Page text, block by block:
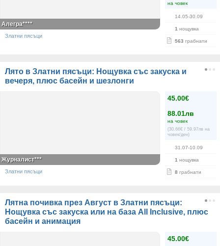
на човек
14.05-30.09
1 нощувка
563 грабнати
Алегра****
Златни пясъци
Лято в Златни пясъци: Нощувка със закуска и
вечеря, плюс басейн и шезлонги
45.00€
88.01лв
на човек
(30.66€ / 59.97лв на
човек/ден)
31.07-10.09
1 нощувка
8 грабнати
Журналист***
Златни пясъци
Лятна почивка през Август в Златни пясъци:
Нощувка със закуска или на база All Inclusive, плюс
басейн и анимация
45.00€